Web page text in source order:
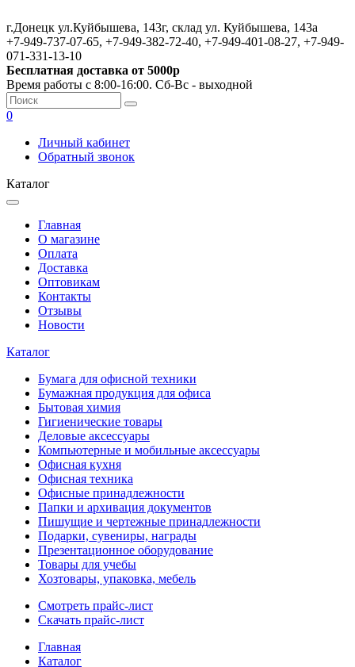
г.Донецк ул.Куйбышева, 143г, склад ул. Куйбышева, 143а
+7-949-737-07-65, +7-949-382-72-40, +7-949-401-08-27, +7-949-
071-331-13-10
Бесплатная доставка от 5000р
Время работы с 8:00-16:00. Сб-Вс - выходной
0
Личный кабинет
Обратный звонок
Каталог
Главная
О магазине
Оплата
Доставка
Оптовикам
Контакты
Отзывы
Новости
Каталог
Бумага для офисной техники
Бумажная продукция для офиса
Бытовая химия
Гигиенические товары
Деловые аксессуары
Компьютерные и мобильные аксессуары
Офисная кухня
Офисная техника
Офисные принадлежности
Папки и архивация документов
Пишущие и чертежные принадлежности
Подарки, сувениры, награды
Презентационное оборудование
Товары для учебы
Хозтовары, упаковка, мебель
Смотреть прайс-лист
Скачать прайс-лист
Главная
Каталог